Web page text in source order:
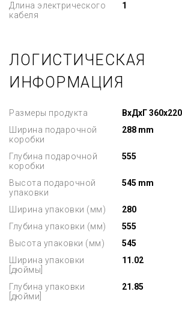
Длина электрического
кабеля
1
ЛОГИСТИЧЕСКАЯ
ИНФОРМАЦИЯ
Размеры продукта
ВхДхГ
Ширина подарочной
коробки
288 mm
Глубина подарочной
коробки
555
Высота подарочной
упаковки
545 mm
Ширина упаковки (мм)
280
Глубина упаковки (мм)
555
Высота упаковки (мм)
545
Ширина упаковки
[дюймы]
11.02
Глубина упаковки
[дюйми]
21.85